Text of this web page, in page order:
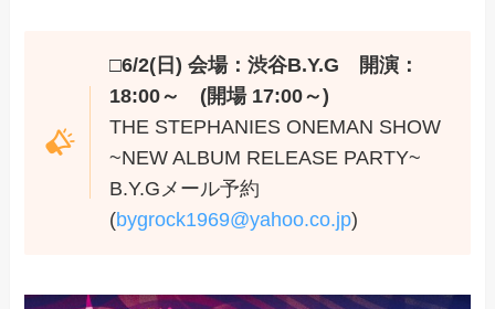
□6/2(日) 会場：渋谷B.Y.G 開演：
18:00～ (開場 17:00～)
THE STEPHANIES ONEMAN SHOW
~NEW ALBUM RELEASE PARTY~
B.Y.Gメール予約
(bygrock1969@yahoo.co.jp)